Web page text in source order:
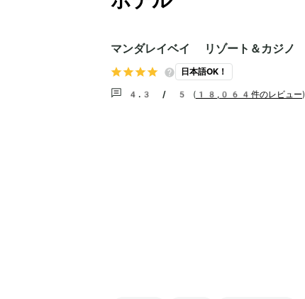
マンダレイベイ リゾート＆カジノ
日本語OK！
4.3 / 5 ( 18,064件のレビュー)